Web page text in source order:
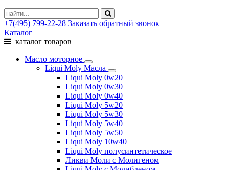
+7(495) 799-22-28 Заказать обратный звонок
Каталог
каталог товаров
Масло моторное
Liqui Moly Масла
Liqui Moly 0w20
Liqui Moly 0w30
Liqui Moly 0w40
Liqui Moly 5w20
Liqui Moly 5w30
Liqui Moly 5w40
Liqui Moly 5w50
Liqui Moly 10w40
Liqui Moly полусинтетическое
Ликви Моли с Молигеном